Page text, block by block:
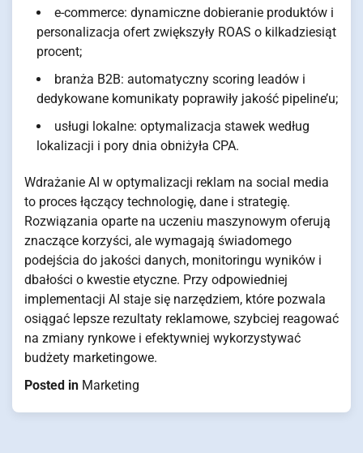
e-commerce: dynamiczne dobieranie produktów i
personalizacja ofert zwiększyły ROAS o kilkadziesiąt
procent;
branża B2B: automatyczny scoring leadów i
dedykowane komunikaty poprawiły jakość pipeline’u;
usługi lokalne: optymalizacja stawek według
lokalizacji i pory dnia obniżyła CPA.
Wdrażanie AI w optymalizacji reklam na social media
to proces łączący technologię, dane i strategię.
Rozwiązania oparte na uczeniu maszynowym oferują
znaczące korzyści, ale wymagają świadomego
podejścia do jakości danych, monitoringu wyników i
dbałości o kwestie etyczne. Przy odpowiedniej
implementacji AI staje się narzędziem, które pozwala
osiągać lepsze rezultaty reklamowe, szybciej reagować
na zmiany rynkowe i efektywniej wykorzystywać
budżety marketingowe.
Posted in Marketing